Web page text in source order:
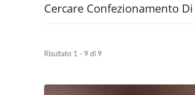
Cercare Confezionamento
Risultato 1 - 9 di 9